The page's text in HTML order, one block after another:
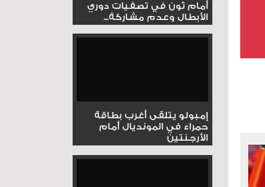
أمام ثون في تصفيات دوري
الأبطال وعدم مشاركة...
إمبولو يتلقى أغرب بطاقة
حمراء في المونديال أمام
الأرجنتين